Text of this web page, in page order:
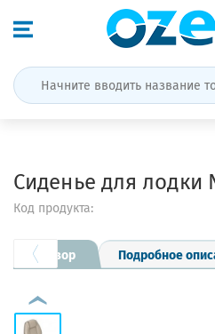
Сиденье для лодки
Код продукта:
Обзор Подробное